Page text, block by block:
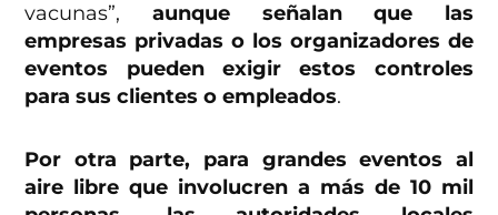
vacunas”, aunque señalan que las
empresas privadas o los organizadores de
eventos pueden exigir estos controles
para sus clientes o empleados.
Por otra parte, para grandes eventos al
aire libre que involucren a más de 10 mil